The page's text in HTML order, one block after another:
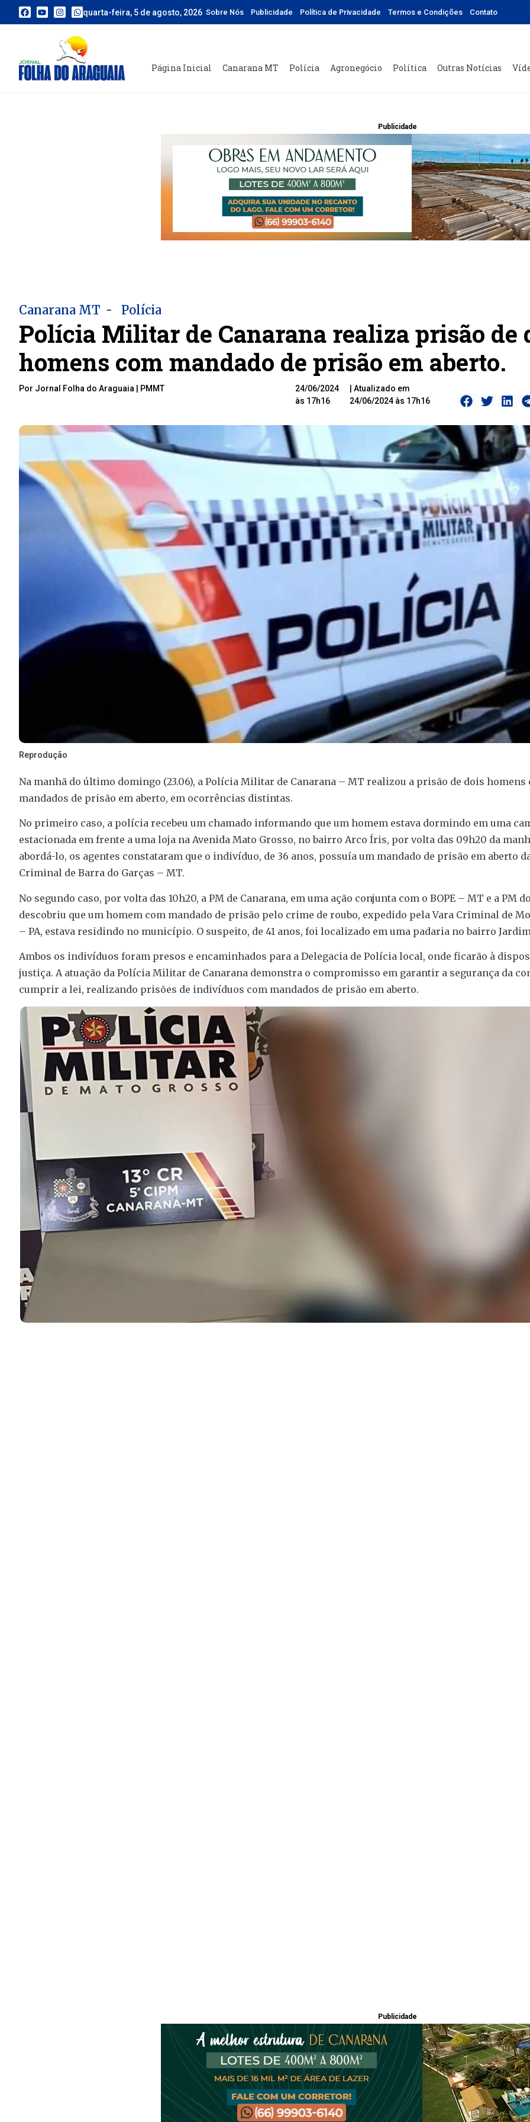
quarta-feira, 5 de agosto, 2026 Sobre Nós Publicidade Política de Privacidade Termos e Condições Contato
Página Inicial Canarana MT Polícia Agronegócio Política Outras Notícias
Publicidade
Canarana MT - Polícia
Polícia Militar de Canarana realiza prisão de
homens com mandado de prisão em aberto.
Por Jornal Folha do Araguaia | PMMT
24/06/2024
às 17h16
| Atualizado em
24/06/2024 às 17h16
Reprodução
Na manhã do último domingo (23.06), a Polícia Militar de Canarana – MT realizou a prisão de dois homens
mandados de prisão em aberto, em ocorrências distintas.
No primeiro caso, a polícia recebeu um chamado informando que um homem estava dormindo em uma
estacionada em frente a uma loja na Avenida Mato Grosso, no bairro Arco Íris, por volta das 09h20 da
abordá-lo, os agentes constataram que o indivíduo, de 36 anos, possuía um mandado de prisão em aberto
Criminal de Barra do Garças – MT.
No segundo caso, por volta das 10h20, a PM de Canarana, em uma ação conjunta com o BOPE – MT e a PM
descobriu que um homem com mandado de prisão pelo crime de roubo, expedido pela Vara Criminal de
– PA, estava residindo no município. O suspeito, de 41 anos, foi localizado em uma padaria no bairro
Ambos os indivíduos foram presos e encaminhados para a Delegacia de Polícia local, onde ficarão à
justiça. A atuação da Polícia Militar de Canarana demonstra o compromisso em garantir a segurança da
cumprir a lei, realizando prisões de indivíduos com mandados de prisão em aberto.
Publicidade